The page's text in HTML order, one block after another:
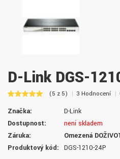
D-Link DGS-
(5 z 5) 3 Hodnocení
Značka:
D-Link
Dostupnost:
není skladem
Záruka:
Omezená
Produktový kód:
DGS-1210-24P